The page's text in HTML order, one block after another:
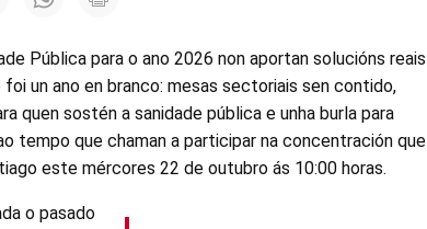
Pública para o ano 2026 non aportan solucións reais
un ano en branco: mesas sectoriais sen contido,
quen sostén a sanidade pública e unha burla para
tempo que chaman a participar na concentración que
este mércores 22 de outubro ás 10:00 horas.
o pasado